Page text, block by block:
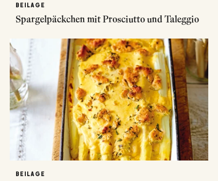
BEILAGE
Spargelpäckchen mit Prosciutto und Taleggio
BEILAGE